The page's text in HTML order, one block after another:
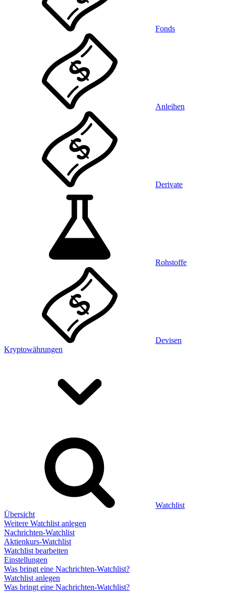
Fonds
Anleihen
Derivate
Rohstoffe
Devisen
Kryptowährungen
Watchlist
Übersicht
Weitere Watchlist anlegen
Nachrichten-Watchlist
Aktienkurs-Watchlist
Watchlist bearbeiten
Einstellungen
Was bringt eine Nachrichten-Watchlist?
Watchlist anlegen
Was bringt eine Nachrichten-Watchlist?